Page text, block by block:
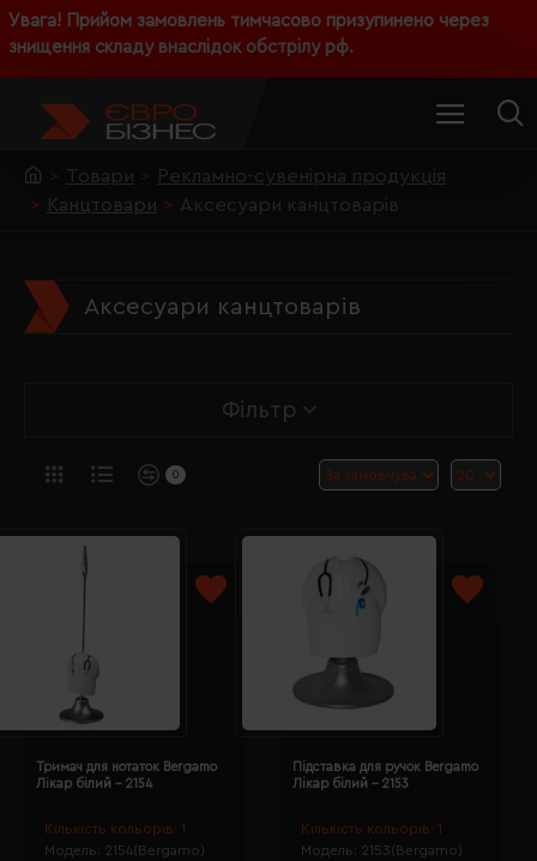
Увага! Прийом замовлень тимчасово призупинено через
знищення складу внаслідок обстрілу рф.
Товари
Рекламно-сувенірна продукція
Канцтовари
Аксесуари канцтоварів
Аксесуари канцтоварів
Фільтр
0
Кількість кольорів: 1
Модель: 2154(Bergamo)
Тримач для нотаток Bergamo
Лікар білий - 2154
Кількість кольорів: 1
Модель: 2153(Bergamo)
Підставка для ручок Bergamo
Лікар білий - 2153